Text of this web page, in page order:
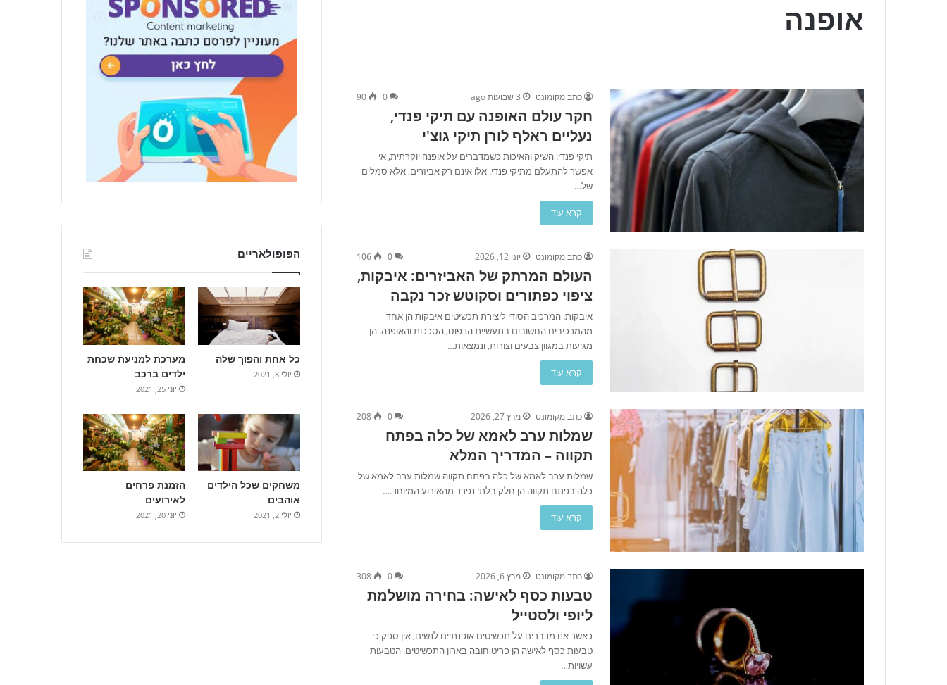
אופנה
כתב מקומונט 3 שבועות ago 0
90
חקר עולם האופנה עם תיקי פנדי,
נעליים ראלף לורן תיקי גוצ'י
תיקי פנדי: השיק והאיכות כשמדברים על אופנה יוקרתית, אי
אפשר להתעלם מתיקי פנדי. אלו אינם רק אביזרים, אלא סמלים
של…
קרא עוד
כתב מקומונט יוני 12, 2026 0
106
העולם המרתק של האביזרים: איבקות,
ציפוי כפתורים וסקוטש זכר נקבה
איבקות: המרכיב הסודי ליצירת תכשיטים איבקות הן אחד
מהמרכיבים החשובים בתעשיית הדפוס, הסככות והאופנה. הן
מגיעות במגוון צבעים וצורות, ונמצאות…
קרא עוד
כתב מקומונט מרץ 27, 2026 0
208
שמלות ערב לאמא של כלה בפתח
תקווה – המדריך המלא
שמלות ערב לאמא של כלה בפתח תקווה שמלות ערב לאמא של
כלה בפתח תקווה הן חלק בלתי נפרד מהאירוע המיוחד.…
קרא עוד
כתב מקומונט מרץ 6, 2026 0
308
טבעות כסף לאישה: בחירה מושלמת
ליופי ולסטייל
כאשר אנו מדברים על תכשיטים אופנתיים לנשים, אין ספק כי
טבעות כסף לאישה הן פריט חובה בארון התכשיטים. הטבעות
עשויות…
הפופולאריים
כל אחת והפוך שלה
יולי 8, 2021
מערכת למניעת שכחת
ילדים ברכב
יוני 25, 2021
משחקים שכל הילדים
אוהבים
יולי 2, 2021
הזמנת פרחים
לאירועים
יוני 20, 2021